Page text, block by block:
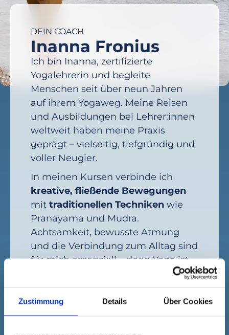
Zustimmung Details Über Cookies
DEIN COACH
Inanna Fronius
Ich bin Inanna, zertifizierte
Yogalehrerin und begleite
Menschen seit über neun Jahren
auf ihrem Yogaweg. Meine Reisen
und Ausbildungen bei Lehrer:innen
weltweit haben meine Praxis
geprägt – vielseitig, tiefgründig und
voller Neugier.
In meinen Kursen verbinde ich
kreative, fließende Bewegungen
mit traditionellen Techniken wie
Pranayama und Mudra.
Achtsamkeit, bewusste Atmung
und die Verbindung zum Alltag sind
für mich essenziell – denn Yoga ist
für mich nicht nur Praxis, sondern
Ich freue mich auf Dich!